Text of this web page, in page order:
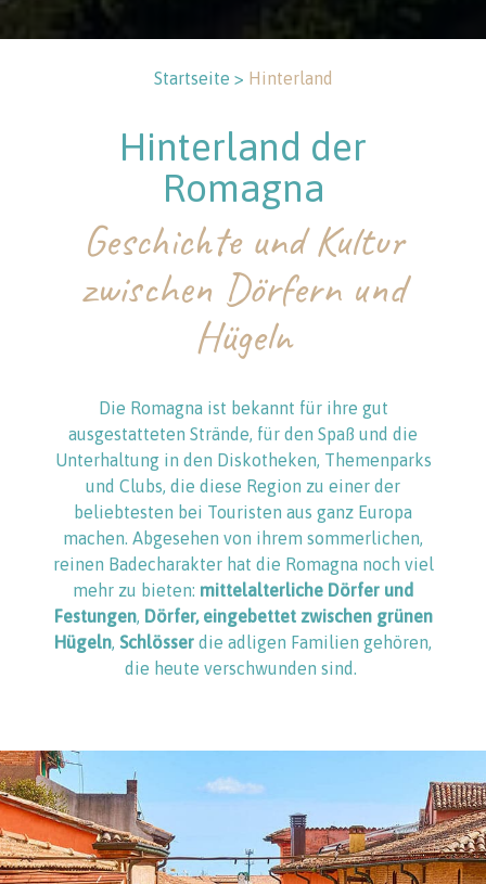
Startseite > Hinterland
Hinterland der
Romagna
Geschichte und Kultur
zwischen Dörfern und
Hügeln
Die Romagna ist bekannt für ihre gut
ausgestatteten Strände, für den Spaß und die
Unterhaltung in den Diskotheken, Themenparks
und Clubs, die diese Region zu einer der
beliebtesten bei Touristen aus ganz Europa
machen. Abgesehen von ihrem sommerlichen,
reinen Badecharakter hat die Romagna noch viel
mehr zu bieten: mittelalterliche Dörfer und
Festungen, Dörfer, eingebettet zwischen grünen
Hügeln, Schlösser die adligen Familien gehören,
die heute verschwunden sind.